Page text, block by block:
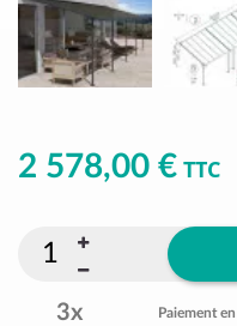
2 578,00 € TTC
3x Paiement